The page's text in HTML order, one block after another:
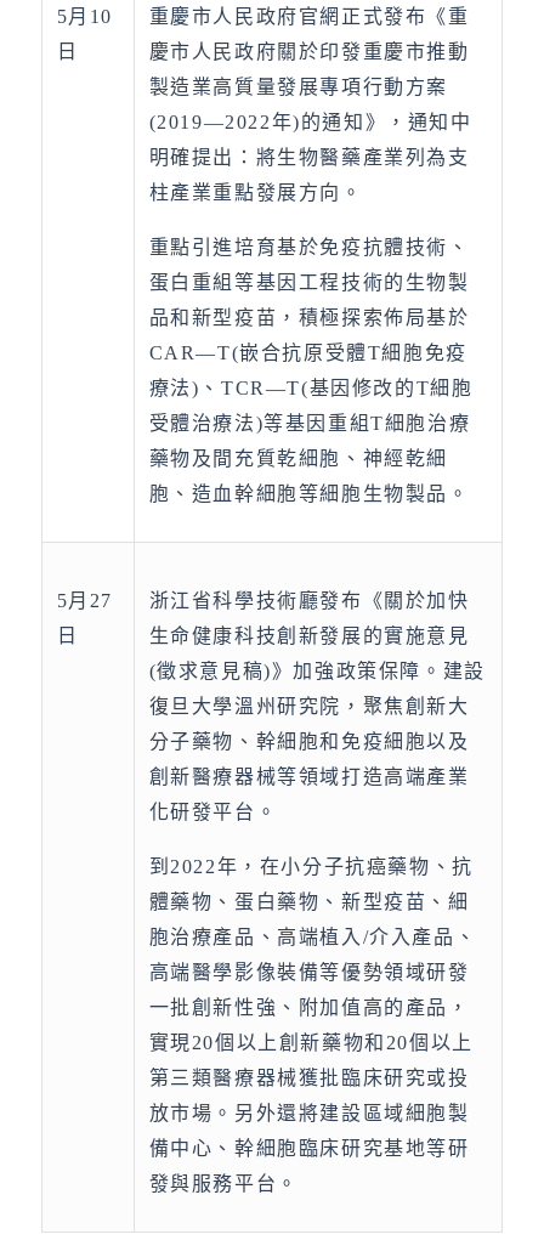
5月10
日
重慶市人民政府官網正式發布《重
慶市人民政府關於印發重慶市推動
製造業高質量發展專項行動方案
(2019—2022年)的通知》，通知中
明確提出：將生物醫藥產業列為支
柱產業重點發展方向。
重點引進培育基於免疫抗體技術、
蛋白重組等基因工程技術的生物製
品和新型疫苗，積極探索佈局基於
CAR—T(嵌合抗原受體T細胞免疫
療法)、TCR—T(基因修改的T細胞
受體治療法)等基因重組T細胞治療
藥物及間充質乾細胞、神經乾細
胞、造血幹細胞等細胞生物製品。
5月27
日
浙江省科學技術廳發布《關於加快
生命健康科技創新發展的實施意見
(徵求意見稿)》加強政策保障。建設
復旦大學溫州研究院，聚焦創新大
分子藥物、幹細胞和免疫細胞以及
創新醫療器械等領域打造高端產業
化研發平台。
到2022年，在小分子抗癌藥物、抗
體藥物、蛋白藥物、新型疫苗、細
胞治療產品、高端植入/介入產品、
高端醫學影像裝備等優勢領域研發
一批創新性強、附加值高的產品，
實現20個以上創新藥物和20個以上
第三類醫療器械獲批臨床研究或投
放市場。另外還將建設區域細胞製
備中心、幹細胞臨床研究基地等研
發與服務平台。